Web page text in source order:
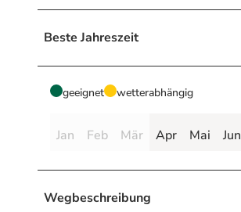
Beste Jahreszeit
geeignet wetterabhängig
Jan Feb Mär Apr Mai Jun
Wegbeschreibung